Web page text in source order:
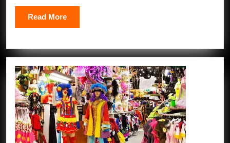
Read MoreRead
More